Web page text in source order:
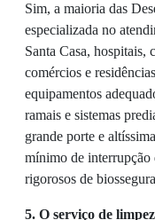
Sim, a maioria das
especializada no
Santa Casa, hospitais,
comércios e
equipamentos
ramais e sistemas
grande porte e
mínimo de interrupção
rigorosos de
5. O serviço de